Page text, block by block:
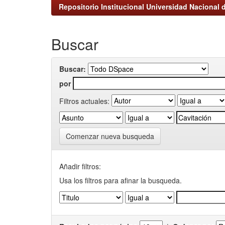
Repositorio Institucional Universidad Nacional
Buscar
Buscar:
por
Filtros actuales:
Comenzar nueva busqueda
Añadir filtros:
Usa los filtros para afinar la busqueda.